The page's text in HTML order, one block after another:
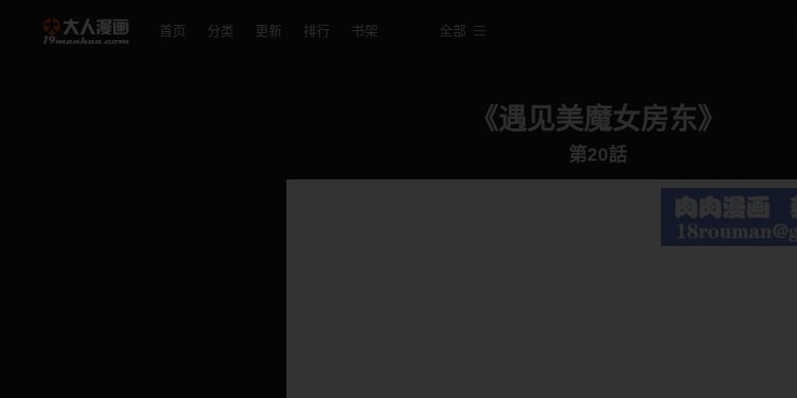
首页 分类 更新 排行 书架 全部
《遇见美魔女房东》
第20話